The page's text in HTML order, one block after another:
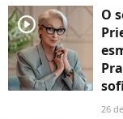
player2
O
26